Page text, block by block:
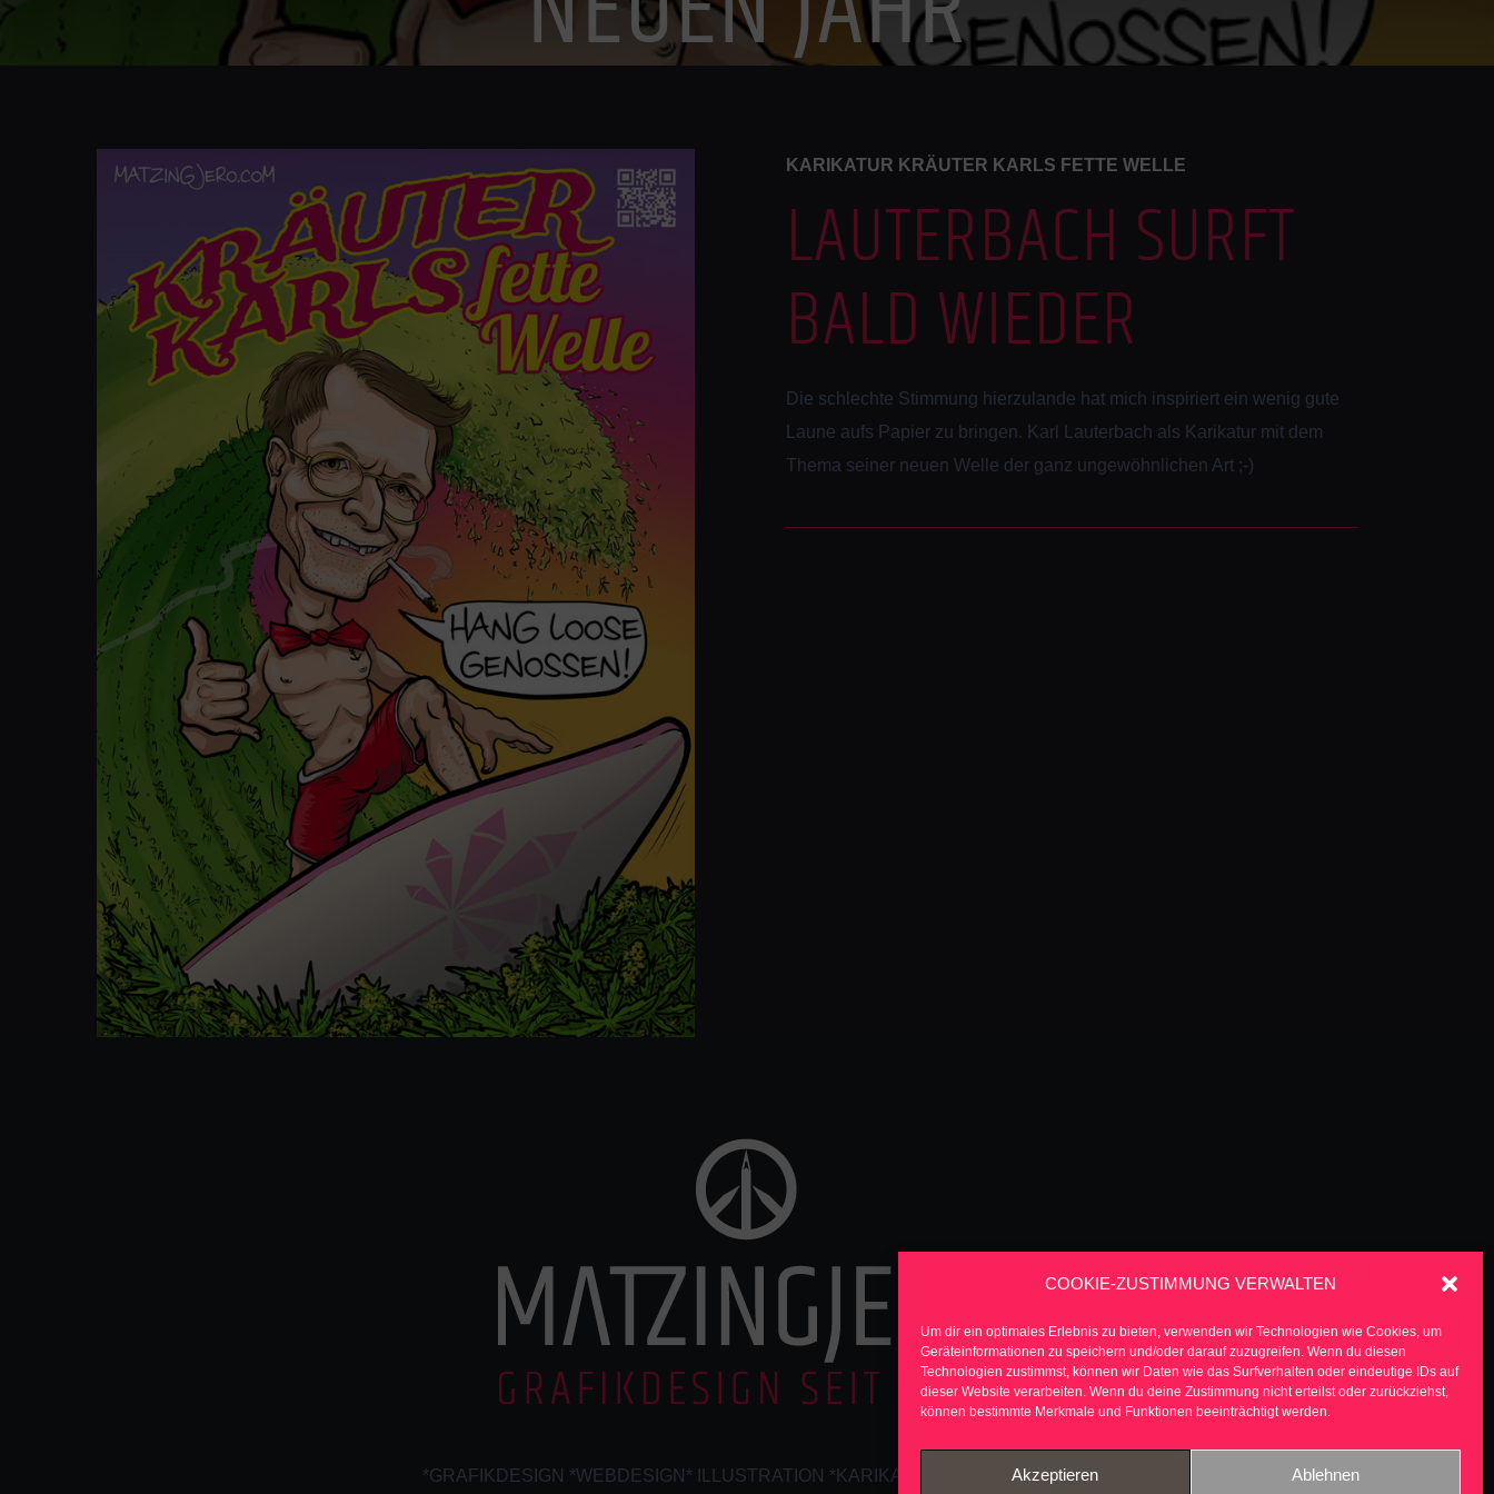
COOKIE-ZUSTIMMUNG VERWALTEN
Um dir ein optimales Erlebnis zu bieten, verwenden wir Technologien wie Cookies, um
Geräteinformationen zu speichern und/oder darauf zuzugreifen. Wenn du diesen
Technologien zustimmst, können wir Daten wie das Surfverhalten oder eindeutige IDs auf
dieser Website verarbeiten. Wenn du deine Zustimmung nicht erteilst oder zurückziehst,
können bestimmte Merkmale und Funktionen beeinträchtigt werden.
Akzeptieren Ablehnen
KARIKATUR KRÄUTER KARLS FETTE WELLE
LAUTERBACH SURFT
BALD WIEDER
Die schlechte Stimmung hierzulande hat mich inspiriert ein wenig gute
Laune aufs Papier zu bringen. Karl Lauterbach als Karikatur mit dem
Thema seiner neuen Welle der ganz ungewöhnlichen Art ;-)
*GRAFIKDESIGN *WEBDESIGN* ILLUSTRATION *KARIKATUREN* STICKEREI